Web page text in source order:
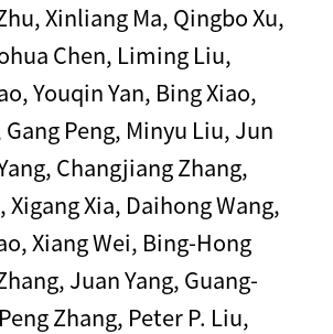
Xinliang Ma, Qingbo Xu,
Chen, Liming Liu,
Youqin Yan, Bing Xiao,
Peng, Minyu Liu, Jun
Changjiang Zhang,
Xigang Xia, Daihong Wang,
Xiang Wei, Bing-Hong
Juan Yang, Guang-
Zhang, Peter P. Liu,